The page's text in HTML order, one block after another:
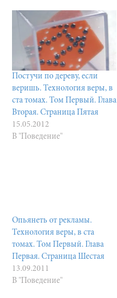
Постучи по дереву, если
веришь. Технология веры, в
ста томах. Том Первый. Глава
Вторая. Страница Пятая
15.05.2012
В "Поведение"
Опьянеть от рекламы.
Технология веры, в ста
томах. Том Первый. Глава
Первая. Страница Шестая
13.09.2011
В "Поведение"